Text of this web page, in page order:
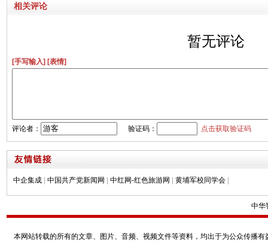
相关评论
暂无评论
[手写输入] [表情]
评论者： 验证码： 点击获取验证码
中企集成 中国共产党新闻网 中红网-红色旅游网 黄埔军校同学会
中华
本网站转载的所有的文章、图片、音频、视频文件等资料，均出于为公众传播